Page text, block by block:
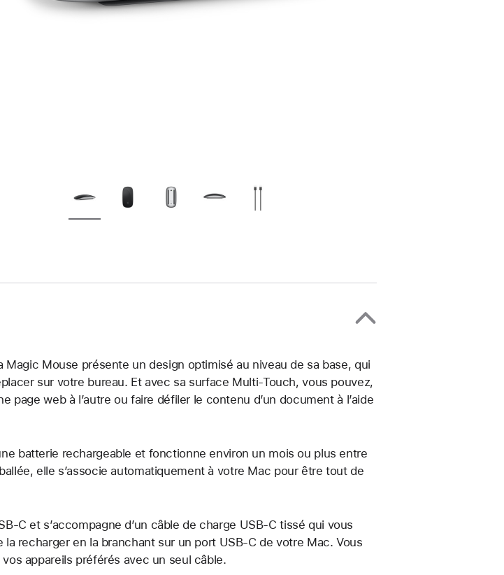
Magic Mouse présente un design optimisé au niveau de sa base, qui
sur votre bureau. Et avec sa surface Multi-Touch, vous pouvez,
page web à l’autre ou faire défiler le contenu d’un document à l’aide
batterie rechargeable et fonctionne environ un mois ou plus entre
elle s’associe automatiquement à votre Mac pour être tout de
et s’accompagne d’un câble de charge USB‑C tissé qui vous
recharger en la branchant sur un port USB‑C de votre Mac. Vous
appareils préférés avec un seul câble.